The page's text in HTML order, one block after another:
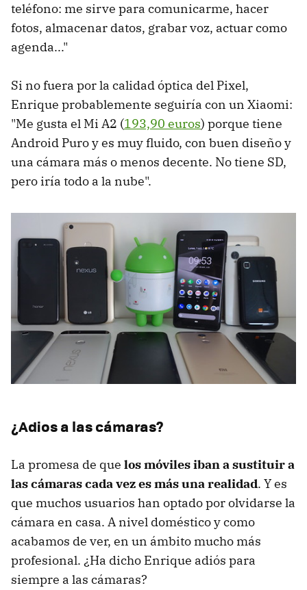
teléfono: me sirve para comunicarme, hacer
fotos, almacenar datos, grabar voz, actuar como
agenda..."
Si no fuera por la calidad óptica del Pixel,
Enrique probablemente seguiría con un Xiaomi:
"Me gusta el Mi A2 (193,90 euros) porque tiene
Android Puro y es muy fluido, con buen diseño y
una cámara más o menos decente. No tiene SD,
pero iría todo a la nube".
¿Adios a las cámaras?
La promesa de que los móviles iban a sustituir a
las cámaras cada vez es más una realidad. Y es
que muchos usuarios han optado por olvidarse la
cámara en casa. A nivel doméstico y como
acabamos de ver, en un ámbito mucho más
profesional. ¿Ha dicho Enrique adiós para
siempre a las cámaras?